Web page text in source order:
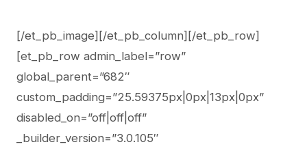
[/et_pb_image][/et_pb_column][/et_pb_row]
[et_pb_row admin_label=”row”
global_parent=”682″
custom_padding=”25.59375px|0px|13px|0px”
disabled_on=”off|off|off”
_builder_version=”3.0.105″